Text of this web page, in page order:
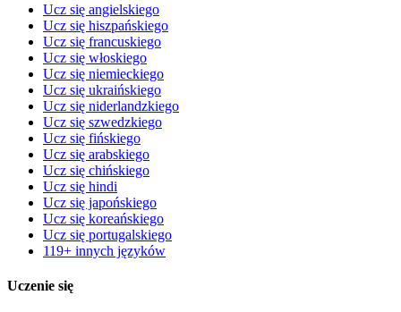
Ucz się angielskiego
Ucz się hiszpańskiego
Ucz się francuskiego
Ucz się włoskiego
Ucz się niemieckiego
Ucz się ukraińskiego
Ucz się niderlandzkiego
Ucz się szwedzkiego
Ucz się fińskiego
Ucz się arabskiego
Ucz się chińskiego
Ucz się hindi
Ucz się japońskiego
Ucz się koreańskiego
Ucz się portugalskiego
119+ innych języków
Uczenie się